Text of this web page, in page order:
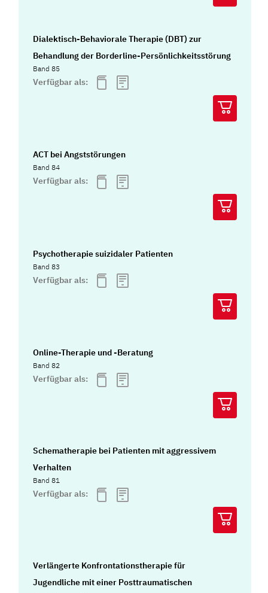
Dialektisch-Behaviorale Therapie (DBT) zur
Behandlung der Borderline-Persönlichkeitsstörung
Band 85
Verfügbar als:
ACT bei Angststörungen
Band 84
Verfügbar als:
Psychotherapie suizidaler Patienten
Band 83
Verfügbar als:
Online-Therapie und -Beratung
Band 82
Verfügbar als:
Schematherapie bei Patienten mit aggressivem
Verhalten
Band 81
Verfügbar als:
Verlängerte Konfrontationstherapie für
Jugendliche mit einer Posttraumatischen